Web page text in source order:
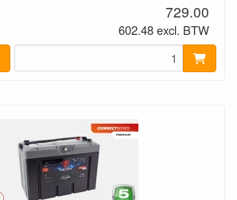
729.00
602.48 excl. BTW